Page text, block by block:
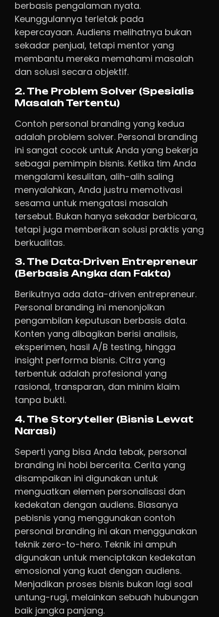
berbasis pengalaman nyata.
Keunggulannya terletak pada
kepercayaan. Audiens melihatnya bukan
sekadar penjual, tetapi mentor yang
membantu mereka memahami masalah
dan solusi secara objektif.
2. The Problem Solver (Spesialis
Masalah Tertentu)
Contoh personal branding yang kedua
adalah problem solver. Personal branding
ini sangat cocok untuk Anda yang bekerja
sebagai pemimpin bisnis. Ketika tim Anda
mengalami kesulitan, alih-alih saling
menyalahkan, Anda justru memotivasi
sesama untuk mengatasi masalah
tersebut. Bukan hanya sekadar berbicara,
tetapi juga memberikan solusi praktis yang
berkualitas.
3. The Data-Driven Entrepreneur
(Berbasis Angka dan Fakta)
Berikutnya ada data-driven entrepreneur.
Personal branding ini menonjolkan
pengambilan keputusan berbasis data.
Konten yang dibagikan berisi analisis,
eksperimen, hasil A/B testing, hingga
insight performa bisnis. Citra yang
terbentuk adalah profesional yang
rasional, transparan, dan minim klaim
tanpa bukti.
4. The Storyteller (Bisnis Lewat
Narasi)
Seperti yang bisa Anda tebak, personal
branding ini hobi bercerita. Cerita yang
disampaikan ini digunakan untuk
menguatkan elemen personalisasi dan
kedekatan dengan audiens. Biasanya
pebisnis yang menggunakan contoh
personal branding ini akan menggunakan
teknik zero-to-hero. Teknik ini ampuh
digunakan untuk menciptakan kedekatan
emosional yang kuat dengan audiens.
Menjadikan proses bisnis bukan lagi soal
untung-rugi, melainkan sebuah hubungan
baik jangka panjang.